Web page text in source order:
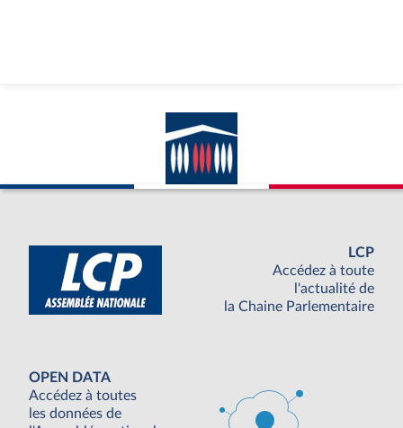
LCP
Accédez à toute
l'actualité de
la Chaine Parlementaire
OPEN DATA
Accédez à toutes
les données de